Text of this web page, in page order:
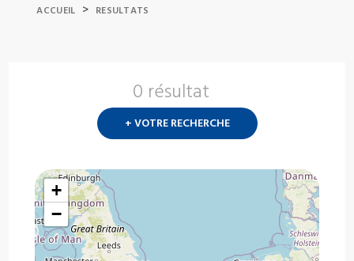
ACCUEIL > RESULTATS
0 résultat
+ VOTRE RECHERCHE
+
−